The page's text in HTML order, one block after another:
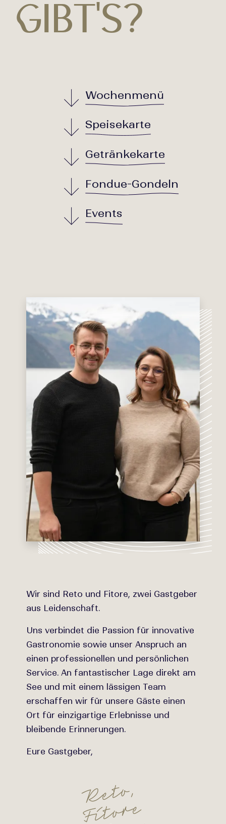
gIB T 'S?
Wochenmenü
Speisekarte
Getränkekarte
Fondue-Gondeln
Events
Wir sind Reto und Fitore, zwei Gastgeber
aus Leidenschaft.
Uns verbindet die Passion für innovative
Gastronomie sowie unser Anspruch an
einen professionellen und persönlichen
Service. An fantastischer Lage direkt am
See und mit einem lässigen Team
erschaffen wir für unsere Gäste einen
Ort für einzigartige Erlebnisse und
bleibende Erinnerungen.
Eure Gastgeber,
Reto
,
F
i
tore